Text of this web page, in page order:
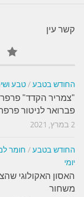
קשר עין
החודש בטבע /טבע
"צמריר הקדד"
פברואר לניטור
2 במרץ, 2021
החודש בטבע / חומר
יומי
האסון האקולוגי
משחור